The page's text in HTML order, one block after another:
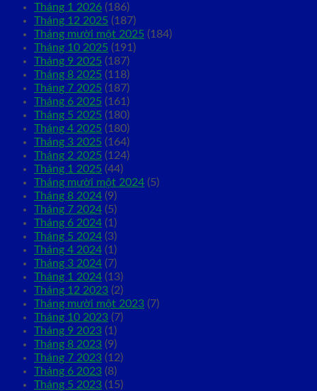
Tháng 1 2026 (186)
Tháng 12 2025 (187)
Tháng mười một 2025 (184)
Tháng 10 2025 (191)
Tháng 9 2025 (187)
Tháng 8 2025 (118)
Tháng 7 2025 (187)
Tháng 6 2025 (161)
Tháng 5 2025 (180)
Tháng 4 2025 (180)
Tháng 3 2025 (164)
Tháng 2 2025 (124)
Tháng 1 2025 (44)
Tháng mười một 2024 (5)
Tháng 8 2024 (9)
Tháng 7 2024 (5)
Tháng 6 2024 (1)
Tháng 5 2024 (3)
Tháng 4 2024 (1)
Tháng 3 2024 (7)
Tháng 1 2024 (13)
Tháng 12 2023 (2)
Tháng mười một 2023 (7)
Tháng 10 2023 (7)
Tháng 9 2023 (1)
Tháng 8 2023 (9)
Tháng 7 2023 (12)
Tháng 6 2023 (8)
Tháng 5 2023 (15)